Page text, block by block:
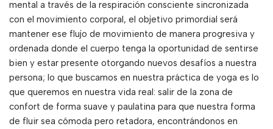
mental a través de la respiración consciente sincronizada
con el movimiento corporal, el objetivo primordial será
mantener ese flujo de movimiento de manera progresiva y
ordenada donde el cuerpo tenga la oportunidad de sentirse
bien y estar presente otorgando nuevos desafíos a nuestra
persona; lo que buscamos en nuestra práctica de yoga es lo
que queremos en nuestra vida real: salir de la zona de
confort de forma suave y paulatina para que nuestra forma
de fluir sea cómoda pero retadora, encontrándonos en